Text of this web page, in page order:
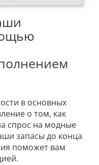
в основных
о том, как
спрос на модные
запасы до конца
поможет вам